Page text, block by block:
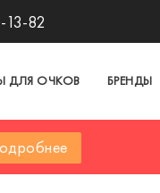
13-82
ДЛЯ ОЧКОВ БРЕНДЫ